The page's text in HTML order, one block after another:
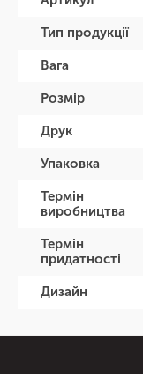
Тип продукції
Вага
Розмір
Друк
Упаковка
Термін
виробництва
Термін
придатності
Дизайн